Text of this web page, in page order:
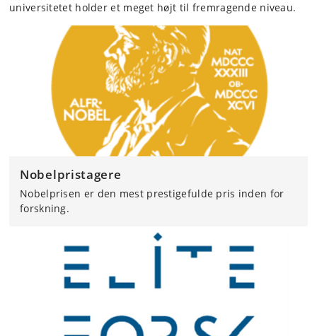
universitetet holder et meget højt til fremragende niveau.
Nobelpristagere
Nobelprisen er den mest prestigefulde pris inden for
forskning.